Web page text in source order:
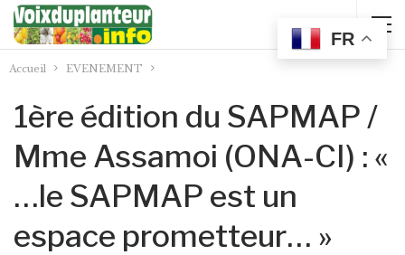
Accueil EVENEMENT
1ère édition du SAPMAP /
Mme Assamoi (ONA-CI) : «
…le SAPMAP est un
espace prometteur… »
FR